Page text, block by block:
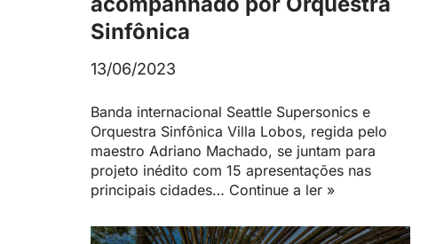
Sinfônica
13/06/2023
Banda internacional Seattle Supersonics e
Orquestra Sinfônica Villa Lobos, regida pelo
maestro Adriano Machado, se juntam para
projeto inédito com 15 apresentações nas
principais cidades… Continue a ler »